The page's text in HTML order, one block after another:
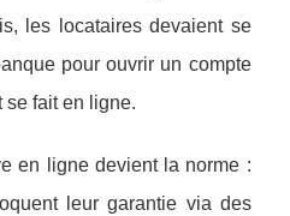
les locataires devaient se
pour ouvrir un compte
se fait en ligne.
en ligne devient la norme :
leur garantie via des